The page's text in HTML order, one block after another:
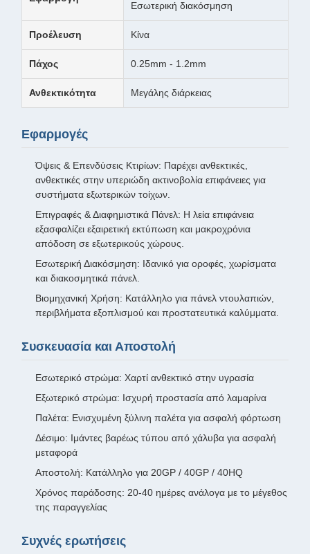
Εσωτερική διακόσμηση
Προέλευση Κίνα
Πάχος 0.25mm - 1.2mm
Ανθεκτικότητα Μεγάλης διάρκειας
Εφαρμογές
Όψεις & Επενδύσεις Κτιρίων: Παρέχει ανθεκτικές,
ανθεκτικές στην υπεριώδη ακτινοβολία επιφάνειες για
συστήματα εξωτερικών τοίχων.
Επιγραφές & Διαφημιστικά Πάνελ: Η λεία επιφάνεια
εξασφαλίζει εξαιρετική εκτύπωση και μακροχρόνια
απόδοση σε εξωτερικούς χώρους.
Εσωτερική Διακόσμηση: Ιδανικό για οροφές, χωρίσματα
και διακοσμητικά πάνελ.
Βιομηχανική Χρήση: Κατάλληλο για πάνελ ντουλαπιών,
περιβλήματα εξοπλισμού και προστατευτικά καλύμματα.
Συσκευασία και Αποστολή
Εσωτερικό στρώμα: Χαρτί ανθεκτικό στην υγρασία
Εξωτερικό στρώμα: Ισχυρή προστασία από λαμαρίνα
Παλέτα: Ενισχυμένη ξύλινη παλέτα για ασφαλή φόρτωση
Δέσιμο: Ιμάντες βαρέως τύπου από χάλυβα για ασφαλή
μεταφορά
Αποστολή: Κατάλληλο για 20GP / 40GP / 40HQ
Χρόνος παράδοσης: 20-40 ημέρες ανάλογα με το μέγεθος
της παραγγελίας
Συχνές ερωτήσεις